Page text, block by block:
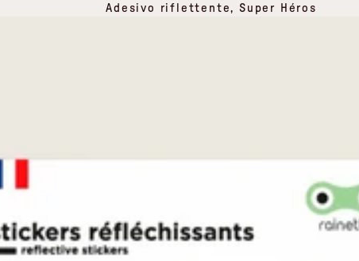
Adesivo riflettente, Super Héros